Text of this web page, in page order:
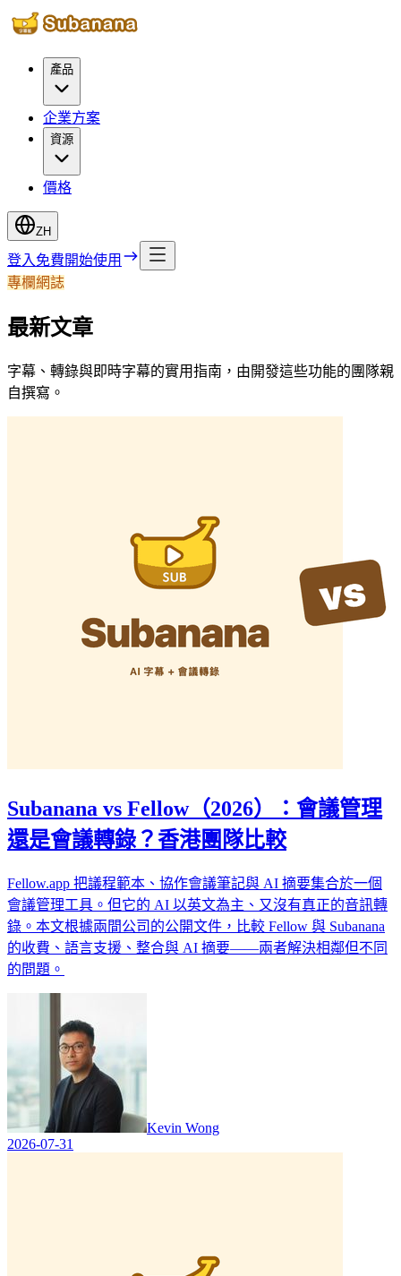
產品
企業方案
資源
價格
ZH
登入 免費開始使用
專欄網誌
最新文章
字幕、轉錄與即時字幕的實用指南，由開發這些功能的團隊親
自撰寫。
Subanana vs Fellow（2026）：會議管理
還是會議轉錄？香港團隊比較
Fellow.app 把議程範本、協作會議筆記與 AI 摘要集合於一個
會議管理工具。但它的 AI 以英文為主、又沒有真正的音訊轉
錄。本文根據兩間公司的公開文件，比較 Fellow 與 Subanana
的收費、語言支援、整合與 AI 摘要——兩者解決相鄰但不同
的問題。
Kevin Wong
2026-07-31